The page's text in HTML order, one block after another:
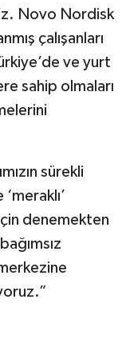
Novo Nordisk
çalışanları
ve yurt
sahip olmaları
sürekli
denemekten